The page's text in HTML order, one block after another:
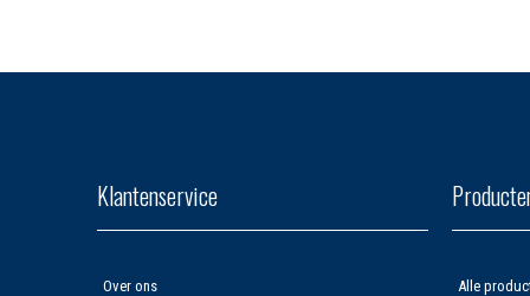
Klantenservice
Over ons Alle